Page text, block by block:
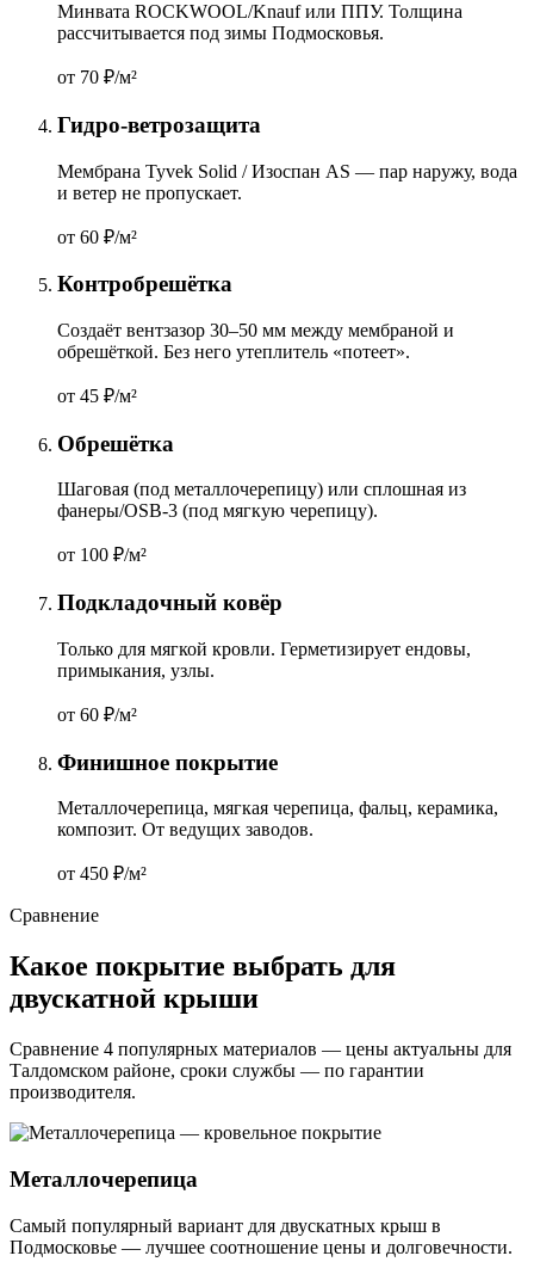
Минвата ROCKWOOL/Knauf или ППУ. Толщина
рассчитывается под зимы Подмосковья.
от 70 ₽/м²
Гидро-ветрозащита
Мембрана Tyvek Solid / Изоспан AS — пар наружу, вода
и ветер не пропускает.
от 60 ₽/м²
Контробрешётка
Создаёт вентзазор 30–50 мм между мембраной и
обрешёткой. Без него утеплитель «потеет».
от 45 ₽/м²
Обрешётка
Шаговая (под металлочерепицу) или сплошная из
фанеры/OSB-3 (под мягкую черепицу).
от 100 ₽/м²
Подкладочный ковёр
Только для мягкой кровли. Герметизирует ендовы,
примыкания, узлы.
от 60 ₽/м²
Финишное покрытие
Металлочерепица, мягкая черепица, фальц, керамика,
композит. От ведущих заводов.
от 450 ₽/м²
Сравнение
Какое покрытие выбрать для
двускатной крыши
Сравнение 4 популярных материалов — цены актуальны для
Талдомском районе, сроки службы — по гарантии
производителя.
Металлочерепица
Самый популярный вариант для двускатных крыш в
Подмосковье — лучшее соотношение цены и долговечности.